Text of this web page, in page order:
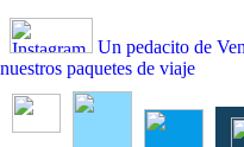
Un pedacito de
nuestros paquetes de viaje